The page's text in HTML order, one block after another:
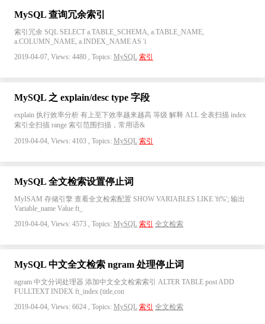
MySQL 查询冗余索引
索引冗余 SQL SELECT a.TABLE_SCHEMA, a.TABLE_NAME,
a.COLUMN_NAME, a.INDEX_NAME AS 'i
2019-04-07, Views: 4480 , Topics: MySQL 索引
MySQL 之 explain/desc type 字段
explain 执行效率分析 有上至下效率越来越高 等级 解释 ALL 全表扫描 index
索引全扫描 range 索引范围扫描，常用语&
2019-04-04, Views: 4103 , Topics: MySQL 索引
MySQL 全文检索设置停止词
MyISAM 存储引擎 查看全文检索配置 SHOW VARIABLES LIKE 'ft%'; 输出
Variable_name Value ft_
2019-04-04, Views: 4573 , Topics: MySQL 索引 全文检索
MySQL 中文全文检索 ngram 处理停止词
ngram 中文分词处理器 添加中文全文检索索引 ALTER TABLE post ADD
FULLTEXT INDEX ft_index (title,con
2019-04-04, Views: 6624 , Topics: MySQL 索引 全文检索